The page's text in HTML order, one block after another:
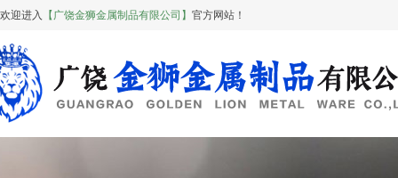
欢迎进入 【广饶金狮金属制品有限公司】 官方网站！